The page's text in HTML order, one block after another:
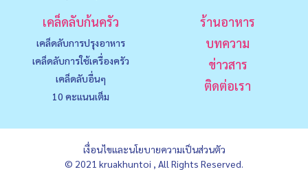
เคล็ดลับก้นครัว
เคล็ดลับการปรุงอาหาร
เคล็ดลับการใช้เครื่องครัว
เคล็ดลับอื่นๆ
10 คะแนนเต็ม
ร้านอาหาร
บทความ
ข่าวสาร
ติดต่อเรา
เงื่อนไขและนโยบายความเป็นส่วนตัว
© 2021 kruakhuntoi , All Rights Reserved.